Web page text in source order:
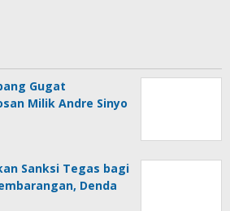
Gugat
Milik Andre Sinyo
Sanksi Tegas bagi
Denda